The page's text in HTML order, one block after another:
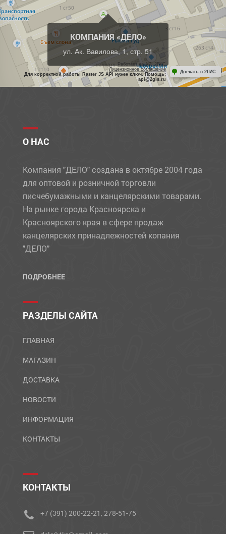
КОМПАНИЯ «ДЕЛО»
ул. Ак. Вавилова, 1, стр. 51
Работает на API 2ГИС
Лицензионное соглашение
Для корректной работы Raster JS API нужен ключ. Помощь:
api@2gis.ru
Доехать с 2ГИС
О НАС
Компания "ДЕЛО" создана в октябре 2004 года
для оптовой и розничной торговли
писчебумажными и канцелярскими товарами.
На рынке города Красноярска и
Красноярского края в сфере продаж
канцелярских принадлежностей копания
"ДЕЛО"
ПОДРОБНЕЕ
РАЗДЕЛЫ САЙТА
ГЛАВНАЯ
МАГАЗИН
ДОСТАВКА
НОВОСТИ
ИНФОРМАЦИЯ
КОНТАКТЫ
КОНТАКТЫ
+7 (391) 200-22-21, 278-51-75